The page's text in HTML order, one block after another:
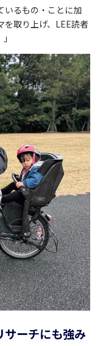
いるもの・ことに加
を取り上げ、LEE読者
ーチにも強み